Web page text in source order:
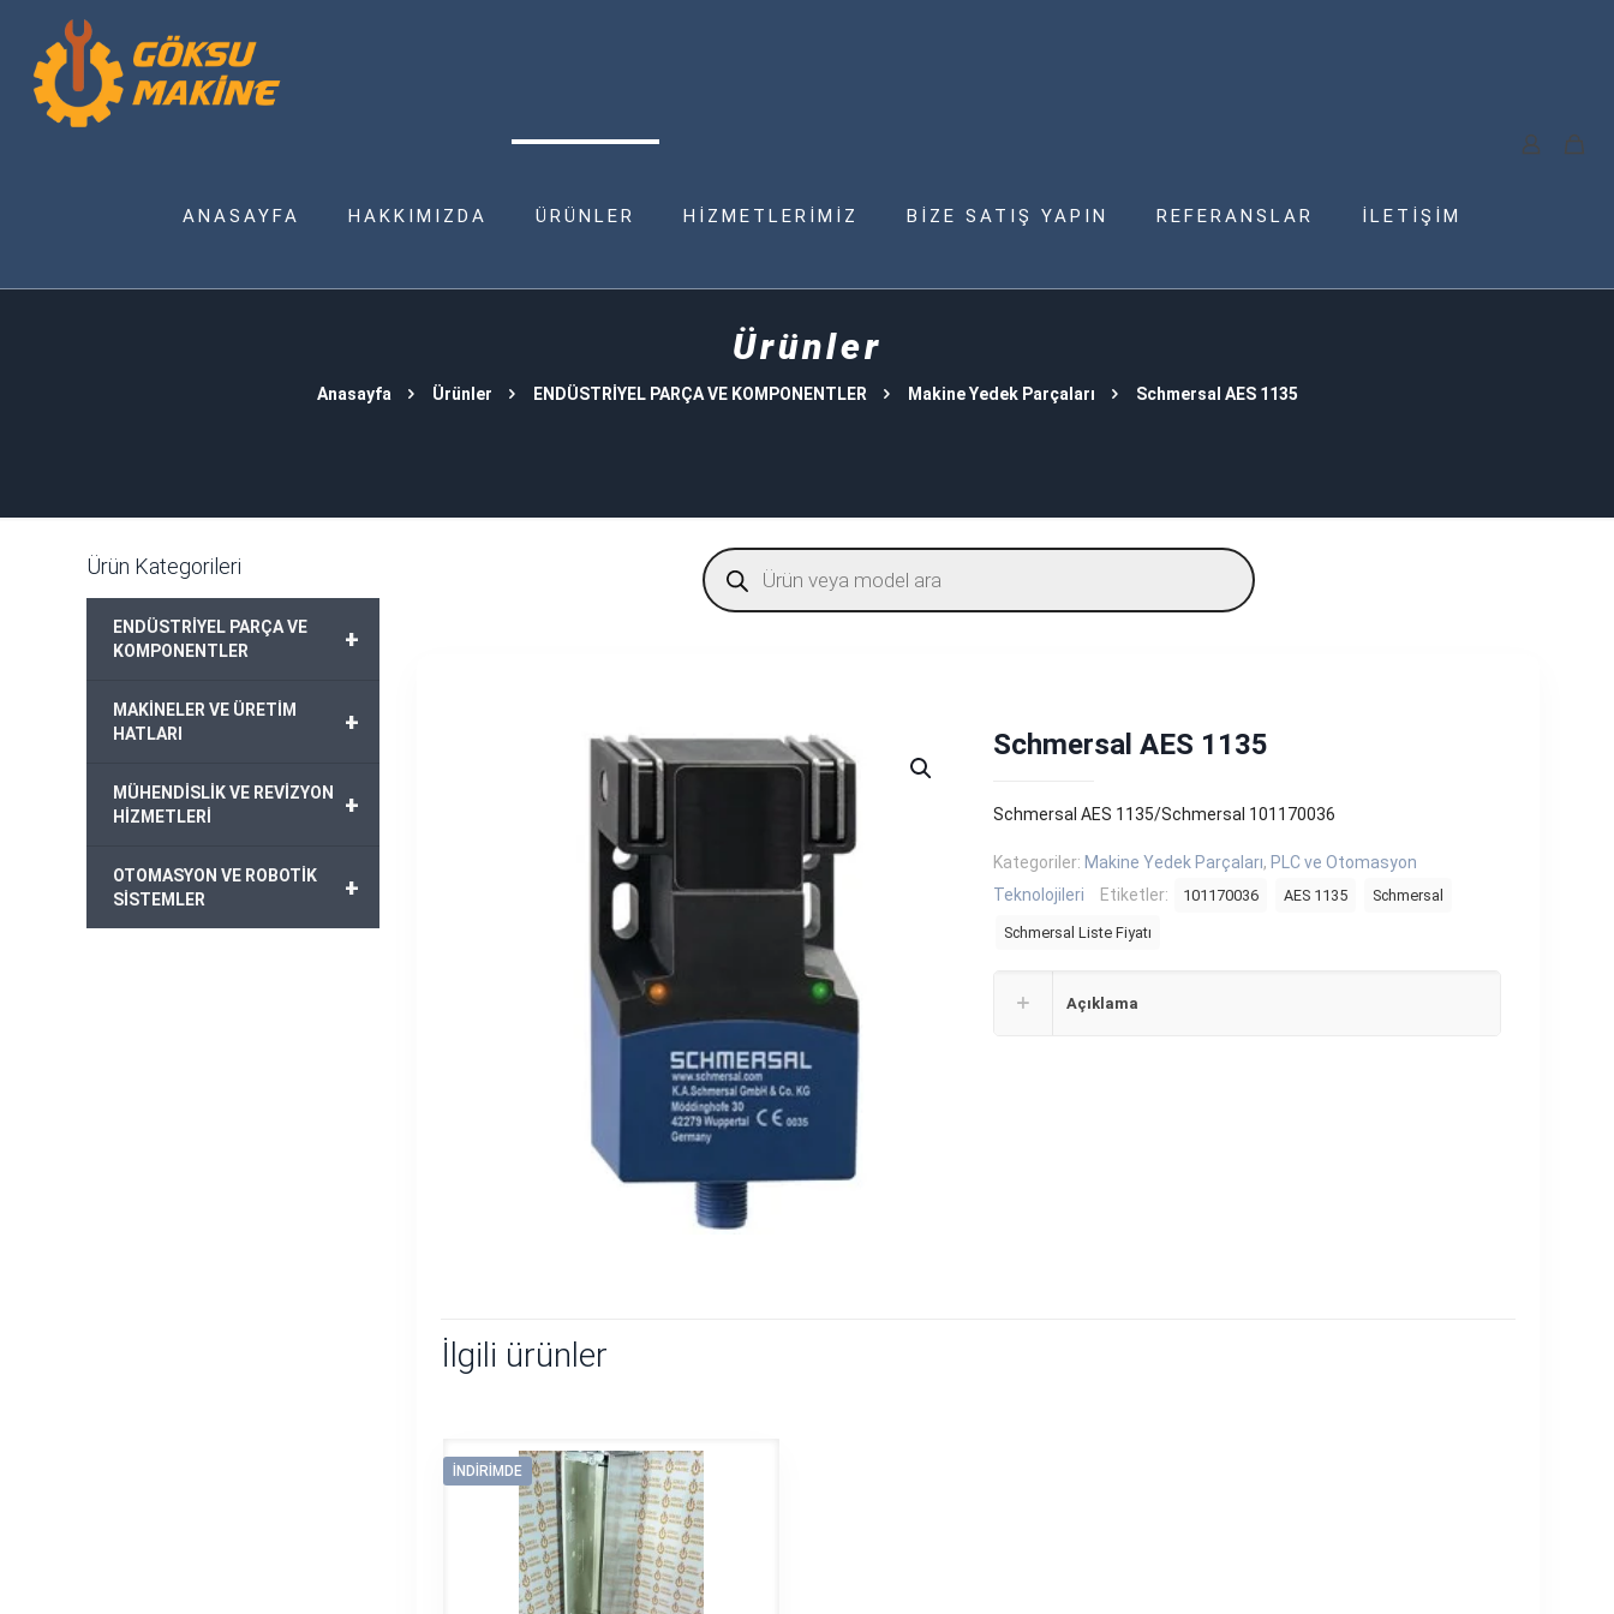
ANASAYFA HAKKIMIZDA ÜRÜNLER HİZMETLERİMİZ BİZE SATIŞ YAPIN REFERANSLAR İLETİŞİM
Ürünler
Anasayfa Ürünler ENDÜSTRİYEL PARÇA VE KOMPONENTLER Makine Yedek Parçaları Schmersal AES 1135
Products
search
Schmersal AES 1135
Schmersal AES 1135/Schmersal 101170036
Kategoriler: Makine Yedek Parçaları, PLC ve Otomasyon
Teknolojileri
Etiketler: 101170036 AES 1135 Schmersal
Schmersal Liste Fiyatı
Açıklama
İlgili ürünler
İNDIRIMDE
Ürün Kategorileri
+
ENDÜSTRİYEL PARÇA VE
KOMPONENTLER
+
MAKİNELER VE ÜRETİM
HATLARI
+
MÜHENDİSLİK VE REVİZYON
HİZMETLERİ
+
OTOMASYON VE ROBOTİK
SİSTEMLER